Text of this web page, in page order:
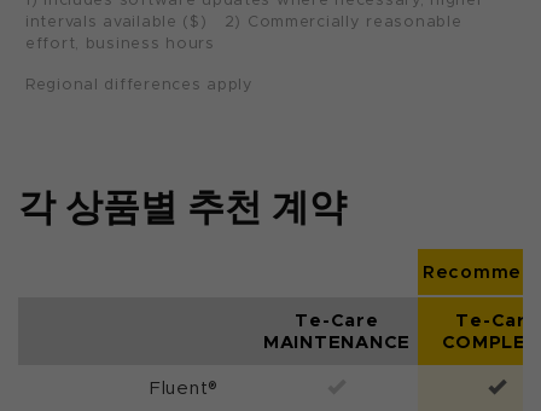
intervals available ($) 2) Commercially reasonable
effort, business hours
Regional differences apply
각 상품별 추천 계약
Te-Care
MAINTENANCE
Te-Care
Fluent®